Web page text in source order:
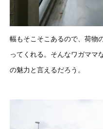
幅もそこそこあるので、荷物
ってくれる。そんなワガママ
の魅力と言えるだろう。